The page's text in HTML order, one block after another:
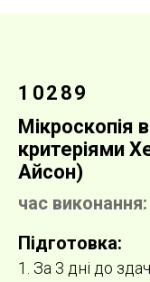
10289
Мікроскопія
критеріями
Айсон)
час виконання:
Підготовка:
1. За 3 дні до